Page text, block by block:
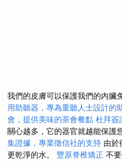
我們的皮膚可以保護我們的內臟
用助聽器，專為重聽人士設計的
會，提供美味的茶會餐點 杜拜簽
關心越多，它的器官就越能保護
集證據，專業徵信社的支持 由於
更乾淨的水。 豐原脊椎矯正 不